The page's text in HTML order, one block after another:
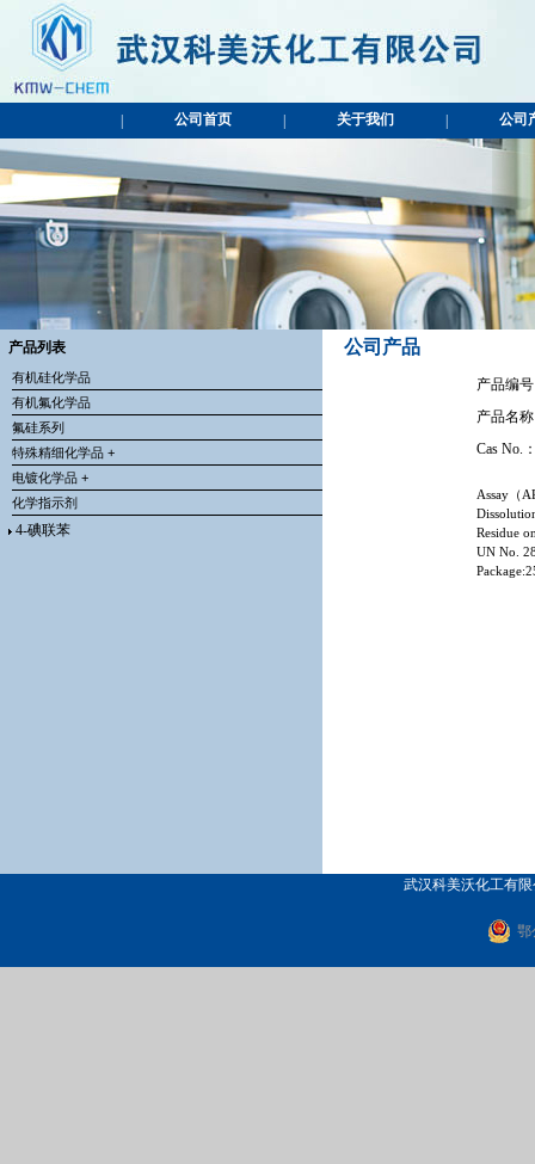
公司首页 关于我们 公司
产品列表
有机硅化学品
有机氟化学品
氟硅系列
特殊精细化学品 +
电镀化学品 +
化学指示剂
4-碘联苯
公司产品
产品编
产品名
Cas No.
Assay （
Residue
UN No.
武汉科美沃化工有
鄂